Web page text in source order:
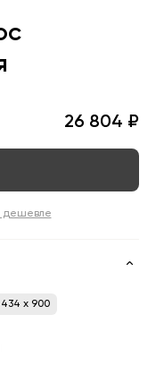
26 804 ₽
дешевле
434 x 900